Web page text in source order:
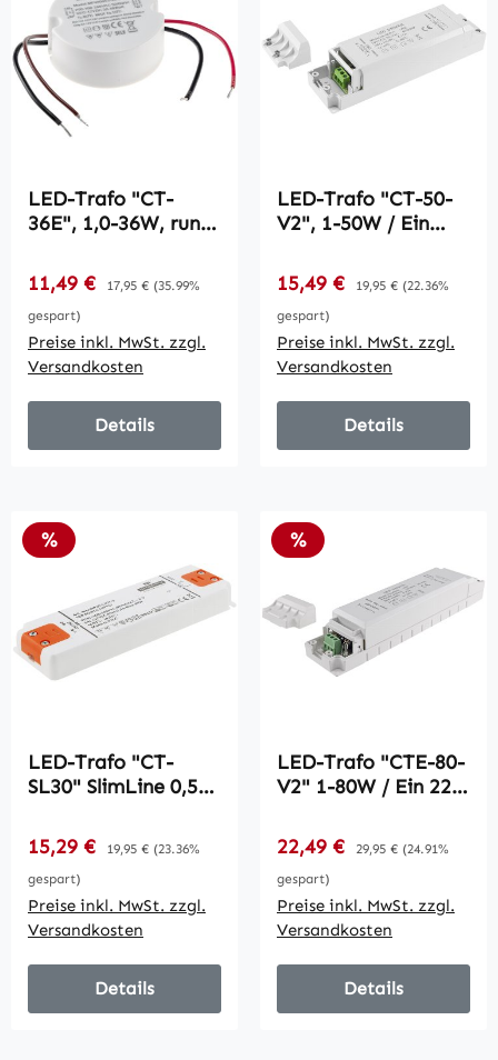
LED-Trafo "CT-
36E", 1,0-36W, rund
12V=
Konstantspannung
Verkaufspreis:
11,49 € Regulärer Preis:
17,95 € (35.99%
gespart)
Preise inkl. MwSt. zzgl.
Versandkosten
Details
LED-Trafo "CT-50-
V2", 1-50W / Ein
Konstantspannung
Verkaufspreis:
15,49 € Regulärer Preis:
19,95 € (22.36%
gespart)
Preise inkl. MwSt. zzgl.
Versandkosten
Details
Rabatt
%
LED-Trafo "CT-
SL30" SlimLine 0,5-
Aus 12V=
Konstantspannung
Verkaufspreis:
15,29 € Regulärer Preis:
19,95 € (23.36%
gespart)
Preise inkl. MwSt. zzgl.
Versandkosten
Details
Rabatt
%
LED-Trafo "CTE-80-
V2" 1-80W / Ein 220-
Konstantspannung
Verkaufspreis:
22,49 € Regulärer Preis:
29,95 € (24.91%
gespart)
Preise inkl. MwSt. zzgl.
Versandkosten
Details